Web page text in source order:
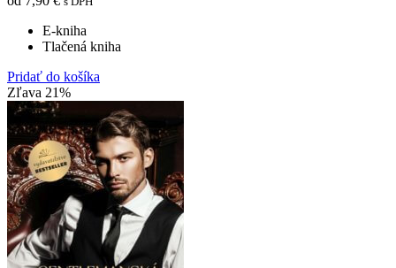
E-kniha
Tlačená kniha
Pridať do košíka
Zľava 21%